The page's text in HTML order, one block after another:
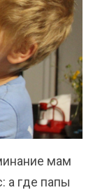
мам
а где папы